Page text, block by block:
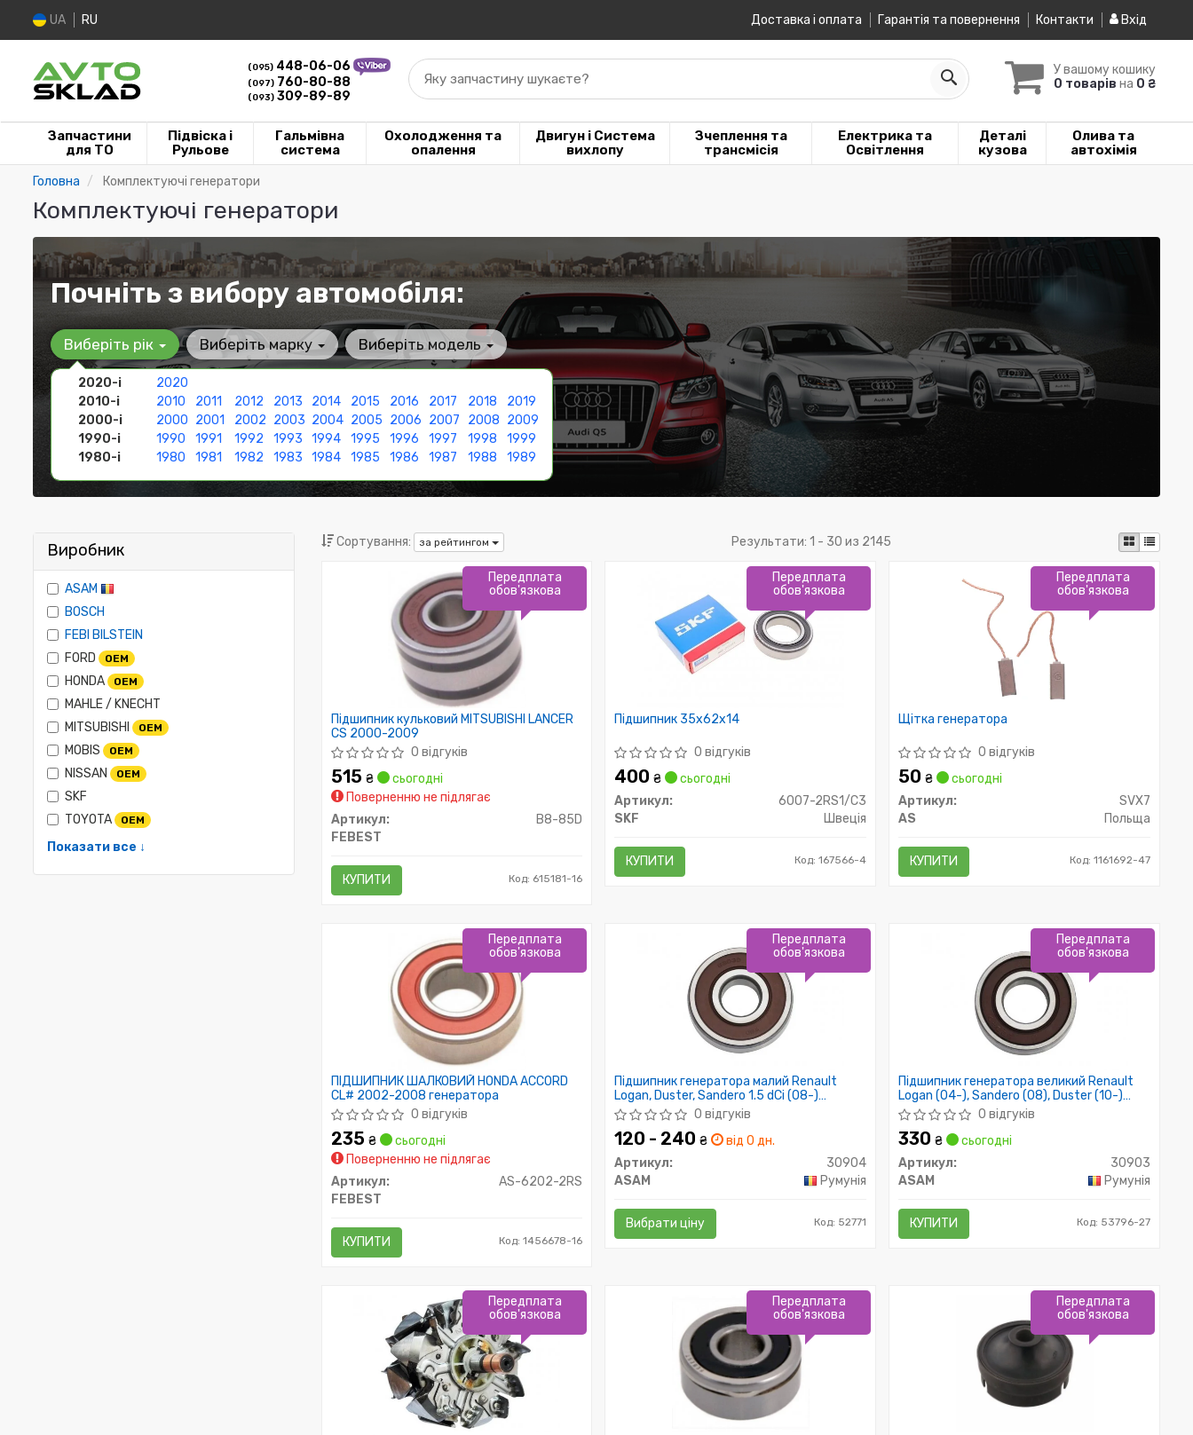
UA RU Доставка і оплата Гарантія та повернення Контакти Вхід
(095) 448-06-06
(097) 760-80-88
(093) 309-89-89
У вашому кошику
0 товарів на 0 ₴
Яку запчастину шукаєте?
Запчастини
для ТО
Підвіска і
Рульове
Гальмівна
система
Охолодження та
опалення
Двигун і Система
вихлопу
Зчеплення та
трансмісія
Електрика та
Освітлення
Деталі
кузова
Олива та
автохімія
Головна Комплектуючі генератори
Комплектуючі генератори
Почніть з вибору автомобіля:
Виберіть рік
2020-і
2020
2010-і
2010 2011 2012 2013 2014 2015 2016 2017 2018
2019
2000-і
2000 2001 2002 2003 2004 2005 2006 2007 2008 2009
1990-і
1990 1991 1992 1993 1994 1995 1996 1997 1998
1999
1980-і
1980 1981 1982 1983 1984 1985 1986 1987 1988 1989
Виберіть марку Виберіть модель
Виробник
ASAM
BOSCH
FEBI BILSTEIN
FORD
OEM
HONDA OEM
MAHLE / KNECHT
MITSUBISHI
OEM
MOBIS OEM
NISSAN OEM
SKF
TOYOTA
OEM
Показати все ↓
Сортування: за рейтингом Результати: 1 - 30 из 2145
Підшипник кульковий MITSUBISHI LANCER
CS 2000-2009
0 відгуків
515 ₴
сьогодні
Поверненню не підлягає
Артикул:
B8-85D
FEBEST
КУПИТИ Код: 615181-16
Передплата
обов'язкова
Підшипник 35x62x14
0 відгуків
400₴
сьогодні
Артикул:
6007-2RS1/C3
SKF
Швеція
КУПИТИ Код: 167566-4
Передплата
обов'язкова
Щітка генератора
0 відгуків
50₴
сьогодні
Артикул:
SVX7
AS
Польща
КУПИТИ Код: 1161692-47
Передплата
обов'язкова
ПІДШИПНИК ШАЛКОВИЙ HONDA ACCORD
CL# 2002-2008 генератора
0 відгуків
235 ₴
сьогодні
Поверненню не підлягає
Артикул:
AS-6202-2RS
FEBEST
КУПИТИ Код: 1456678-16
Передплата
обов'язкова
Підшипник генератора малий Renault
Logan, Duster, Sandero 1.5 dCi (08-)
(35x15x11) (6202D) (30904) Asam
0 відгуків
120 - 240₴
від 0 дн.
Артикул:
30904
ASAM
Румунія
Вибрати ціну Код: 52771
Передплата
обов'язкова
Підшипник генератора великий Renault
Logan (04-), Sandero (08), Duster (10-)
1.5dCi (30903) Asam
0 відгуків
330₴
сьогодні
Артикул:
30903
ASAM
Румунія
КУПИТИ Код: 53796-27
Передплата
обов'язкова
Передплата
обов'язкова
Передплата
обов'язкова
Передплата
обов'язкова